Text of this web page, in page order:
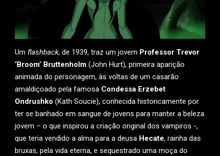
Um flashback, de 1939, traz um jovem Professor Trevor
‘Broom’ Bruttenholm (John Hurt), primeira aparição
animada do personagem, às voltas de um casarão
amaldiçoado pela famosa Condessa Erzebet
Ondrushko (Kath Soucie), conhecida historicamente por
ter se banhado em sangue de jovens para manter a beleza
jovem – o que inspirou a criação original dos vampiros -,
que teria vendido a alma para a deusa Hecate, rainha das
bruxas, pela vida eterna, e sequestrado uma moça do